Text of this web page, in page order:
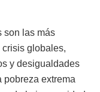
son las más
globales,
y desigualdades
pobreza extrema